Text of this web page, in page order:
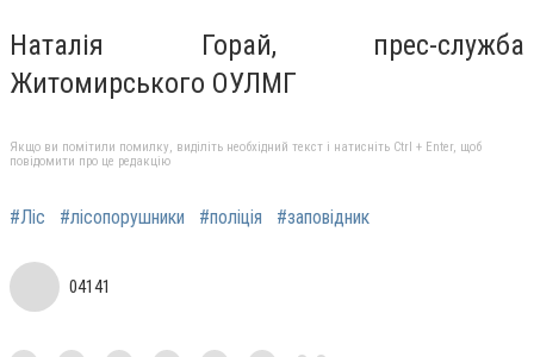
Наталія Горай, прес-служба
Житомирського ОУЛМГ
Якщо ви помітили помилку, виділіть необхідний текст і натисніть Ctrl + Enter, щоб
повідомити про це редакцію
#Ліс #лісопорушники #поліція #заповідник
04141